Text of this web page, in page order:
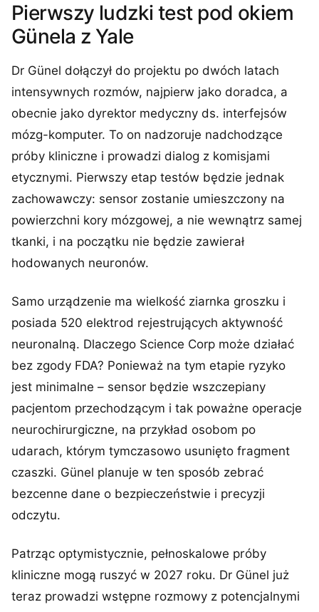
Pierwszy ludzki test pod okiem
Günela z Yale
Dr Günel dołączył do projektu po dwóch latach
intensywnych rozmów, najpierw jako doradca, a
obecnie jako dyrektor medyczny ds. interfejsów
mózg-komputer. To on nadzoruje nadchodzące
próby kliniczne i prowadzi dialog z komisjami
etycznymi. Pierwszy etap testów będzie jednak
zachowawczy: sensor zostanie umieszczony na
powierzchni kory mózgowej, a nie wewnątrz samej
tkanki, i na początku nie będzie zawierał
hodowanych neuronów.
Samo urządzenie ma wielkość ziarnka groszku i
posiada 520 elektrod rejestrujących aktywność
neuronalną. Dlaczego Science Corp może działać
bez zgody FDA? Ponieważ na tym etapie ryzyko
jest minimalne – sensor będzie wszczepiany
pacjentom przechodzącym i tak poważne operacje
neurochirurgiczne, na przykład osobom po
udarach, którym tymczasowo usunięto fragment
czaszki. Günel planuje w ten sposób zebrać
bezcenne dane o bezpieczeństwie i precyzji
odczytu.
Patrząc optymistycznie, pełnoskalowe próby
kliniczne mogą ruszyć w 2027 roku. Dr Günel już
teraz prowadzi wstępne rozmowy z potencjalnymi